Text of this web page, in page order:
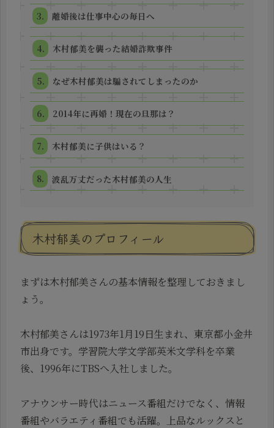
離婚後は仕事中心の毎日へ
木村郁美を襲った結婚詐欺事件
なぜ木村郁美は騙されてしまったのか
2014年に再婚！現在の旦那は？
木村郁美に子供はいる？
波乱万丈だった木村郁美の人生
木村郁美のプロフィール
まずは木村郁美さんの基本情報を整理しておきまし
ょう。
木村郁美さんは1973年1月19日生まれ、東京都小金井
市出身です。学習院大学文学部英米文学科を卒業
後、1996年にTBSへ入社しました。
アナウンサー時代はニュース番組だけでなく、情報
番組やバラエティ番組でも活躍。上品なルックスと